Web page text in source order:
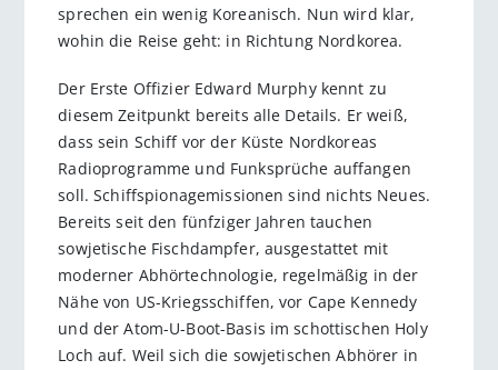
sprechen ein wenig Koreanisch. Nun wird klar,
wohin die Reise geht: in Richtung Nordkorea.
Der Erste Offizier Edward Murphy kennt zu
diesem Zeitpunkt bereits alle Details. Er weiß,
dass sein Schiff vor der Küste Nordkoreas
Radioprogramme und Funksprüche auffangen
soll. Schiffspionagemissionen sind nichts Neues.
Bereits seit den fünfziger Jahren tauchen
sowjetische Fischdampfer, ausgestattet mit
moderner Abhörtechnologie, regelmäßig in der
Nähe von US-Kriegsschiffen, vor Cape Kennedy
und der Atom-U-Boot-Basis im schottischen Holy
Loch auf. Weil sich die sowjetischen Abhörer in